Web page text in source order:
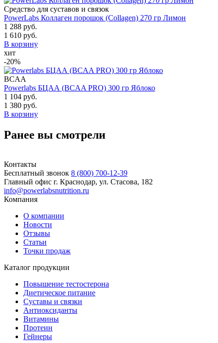
Средство для суставов и связок
PowerLabs Коллаген порошок (Collagen) 270 гр Лимон
1 288 руб.
1 610 руб.
В корзину
хит
-20%
BCAA
Powerlabs БЦАА (BCAA PRO) 300 гр Яблоко
1 104 руб.
1 380 руб.
В корзину
Ранее вы смотрели
Контакты
Бесплатный звонок 8 (800) 700-12-39
Главный офис г. Краснодар, ул. Стасова, 182
info@powerlabsnutrition.ru
Компания
О компании
Новости
Отзывы
Статьи
Точки продаж
Каталог продукции
Повышение тестостерона
Диетическое питание
Суставы и связки
Антиоксиданты
Витамины
Протеин
Гейнеры